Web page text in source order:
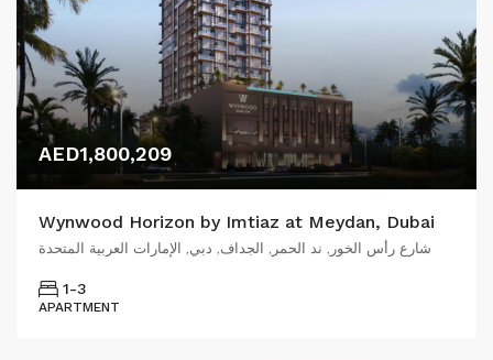
AED1,800,209
Wynwood Horizon by Imtiaz at Meydan, Dubai
شارع رأس الخور, ند الحمر, الجداف, دبي, الإمارات العربية المتحدة
1-3
APARTMENT